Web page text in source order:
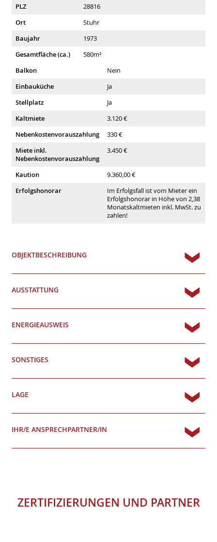
PLZ
28816
Ort
Stuhr
Baujahr
1973
Gesamtfläche (ca.)
580m²
Balkon
Nein
Einbauküche
Ja
Stellplatz
Ja
Kaltmiete
3.120 €
Nebenkostenvorauszahlung
330 €
Miete inkl.
Nebenkostenvorauszahlung
3.450 €
Kaution
9.360,00 €
Erfolgshonorar
Im Erfolgsfall ist vom Mieter ein
Erfolgshonorar in Höhe von 2,38
Monatskaltmieten inkl. MwSt. zu
zahlen!
OBJEKTBESCHREIBUNG
AUSSTATTUNG
ENERGIEAUSWEIS
SONSTIGES
LAGE
IHR/E ANSPRECHPARTNER/IN
ZERTIFIZIERUNGEN UND PARTNER